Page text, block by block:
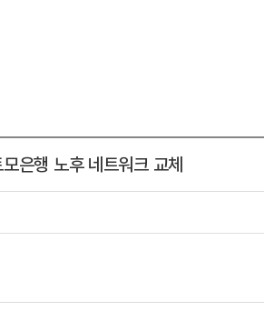
은행 노후 네트워크 교체